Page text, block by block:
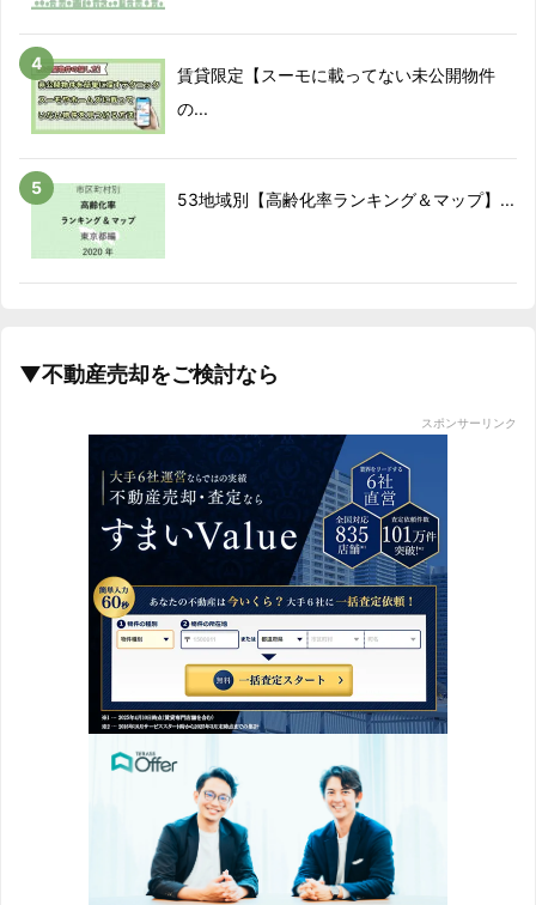
賃貸限定【スーモに載ってない未公開物件
の...
53地域別【高齢化率ランキング＆マップ】...
▼不動産売却をご検討なら
スポンサーリンク